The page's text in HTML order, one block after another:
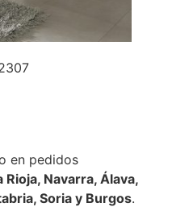
en pedidos
Rioja, Navarra, Álava,
Soria y Burgos.